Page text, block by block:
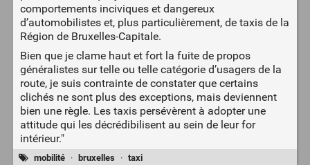
comportements inciviques et dangereux
d’automobilistes et, plus particulièrement, de taxis de la
Région de Bruxelles-Capitale.
Bien que je clame haut et fort la fuite de propos
généralistes sur telle ou telle catégorie d’usagers de la
route, je suis contrainte de constater que certains
clichés ne sont plus des exceptions, mais deviennent
bien une règle. Les taxis persévèrent à adopter une
attitude qui les décrédibilisent au sein de leur for
intérieur."
mobilité · bruxelles · taxi